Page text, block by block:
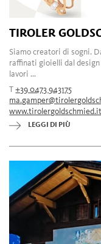
TIROLER
Siamo creatori di sogni.
raffinati gioielli dal
lavori ...
T+39 0473 943175
www.tirolergoldschmied.it
LEGGI DI PIÙ